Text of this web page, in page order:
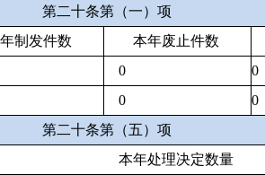
第二十条第（一）项
制发件数 本年废止件数
0
0
0
0
第二十条第（五）项
本年处理决定数量